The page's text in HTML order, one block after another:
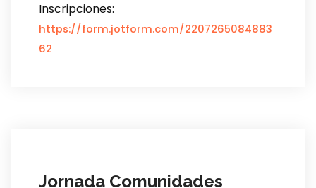
Inscripciones:
https://form.jotform.com/2207265084883
62
Jornada Comunidades